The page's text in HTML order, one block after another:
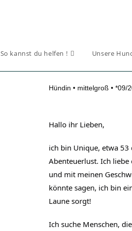
So kannst du helfen ! Unsere
Hündin • mittelgroß • *09/
Hallo ihr Lieben,
ich bin Unique, etwa
Abenteuerlust. Ich liebe
und mit meinen
könnte sagen, ich bin
Laune sorgt!
Ich suche Menschen,